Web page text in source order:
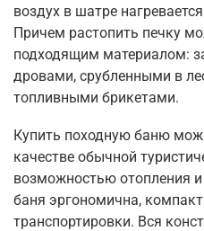
воздух в шатре
Причем растопить печку
подходящим материалом:
дровами, срубленными в
топливными брикетами.
Купить походную баню
качестве обычной
возможностью отопления
баня эргономична,
транспортировки. Вся